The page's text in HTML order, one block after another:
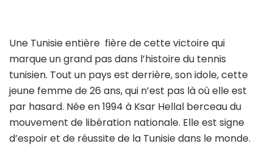
Une Tunisie entière fière de cette victoire qui
marque un grand pas dans l’histoire du tennis
tunisien. Tout un pays est derrière, son idole, cette
jeune femme de 26 ans, qui n’est pas là où elle est
par hasard. Née en 1994 à Ksar Hellal berceau du
mouvement de libération nationale. Elle est signe
d’espoir et de réussite de la Tunisie dans le monde.